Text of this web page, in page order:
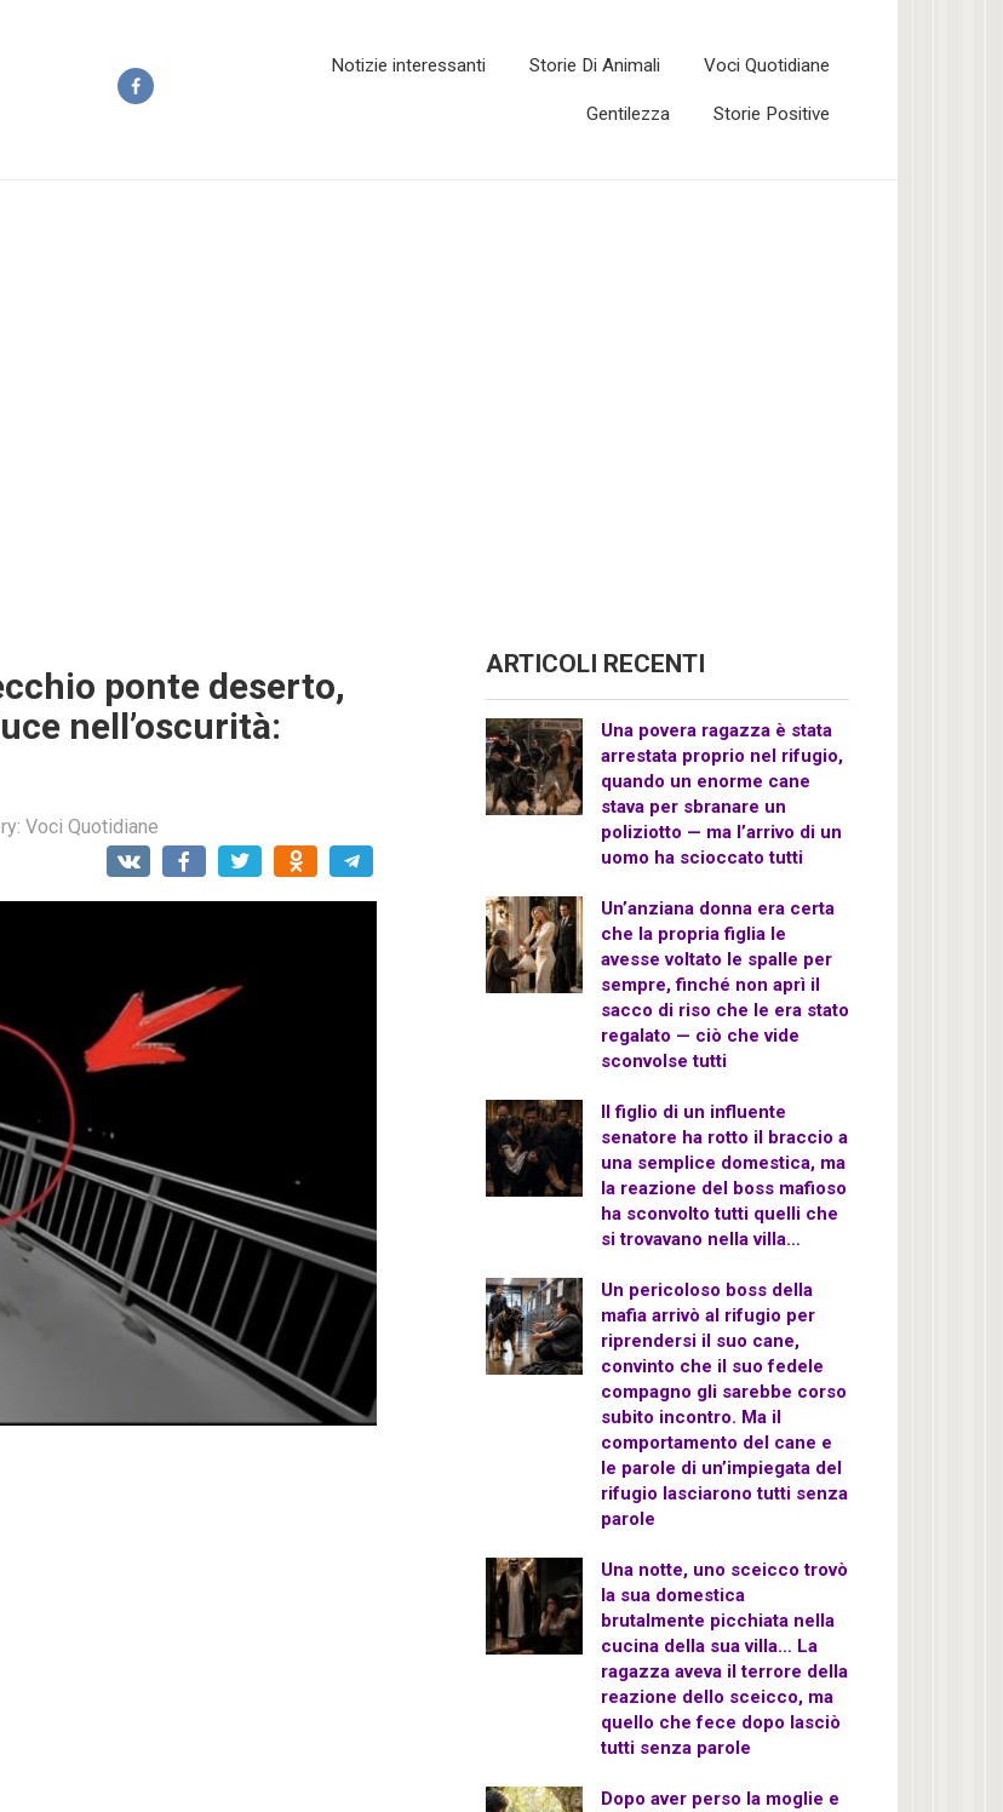
Notizie interessanti Storie Di Animali Voci Quotidiane
Gentilezza Storie Positive
ponte deserto,
nell’oscurità:
Voci Quotidiane
ARTICOLI RECENTI
Una povera ragazza è stata
arrestata proprio nel rifugio,
quando un enorme cane
stava per sbranare un
poliziotto — ma l’arrivo di un
uomo ha scioccato tutti
Un’anziana donna era certa
che la propria figlia le
avesse voltato le spalle per
sempre, finché non aprì il
sacco di riso che le era stato
regalato — ciò che vide
sconvolse tutti
Il figlio di un influente
senatore ha rotto il braccio a
una semplice domestica, ma
la reazione del boss mafioso
ha sconvolto tutti quelli che
si trovavano nella villa…
Un pericoloso boss della
mafia arrivò al rifugio per
riprendersi il suo cane,
convinto che il suo fedele
compagno gli sarebbe corso
subito incontro. Ma il
comportamento del cane e
le parole di un’impiegata del
rifugio lasciarono tutti senza
parole
Una notte, uno sceicco trovò
la sua domestica
brutalmente picchiata nella
cucina della sua villa… La
ragazza aveva il terrore della
reazione dello sceicco, ma
quello che fece dopo lasciò
tutti senza parole
Dopo aver perso la moglie e